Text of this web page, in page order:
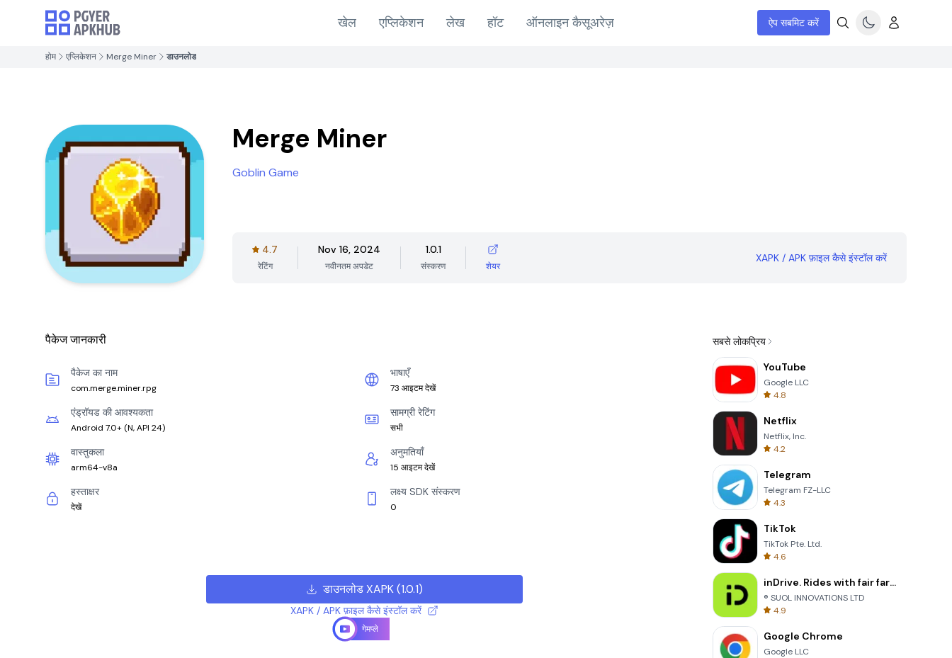
खेल एप्लिकेशन लेख हॉट ऑनलाइन कैसूअरेज़ ऐप सबमिट करें
होम एप्लिकेशन Merge Miner डाउनलोड
Merge Miner
Goblin Game
4.7
रेटिंग
Nov 16, 2024
नवीनतम अपडेट
1.0.1
संस्करण शेयर
XAPK / APK फ़ाइल कैसे इंस्टॉल करें
पैकेज जानकारी
पैकेज का नाम
com.merge.miner.rpg
भाषाएँ
73 आइटम देखें
एंड्रॉयड की आवश्यकता
Android 7.0+ (N, API 24)
सामग्री रेटिंग
सभी
वास्तुकला
arm64-v8a
अनुमतियाँ
15 आइटम देखें
हस्ताक्षर
देखें
लक्ष्य SDK संस्करण
0
डाउनलोड XAPK(1.0.1)
XAPK / APK फ़ाइल कैसे इंस्टॉल करें
गेमप्ले
सबसे लोकप्रिय
YouTube
Google LLC
4.8
Netflix
Netflix, Inc.
4.2
Telegram
Telegram FZ-LLC
4.3
TikTok
TikTok Pte. Ltd.
4.6
inDrive. Rides with fair fares
® SUOL INNOVATIONS LTD
4.9
Google Chrome
Google LLC